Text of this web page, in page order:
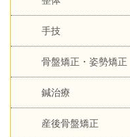
手技
骨盤矯正・姿勢矯正
鍼治療
産後骨盤矯正